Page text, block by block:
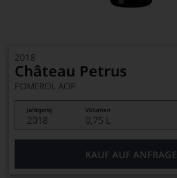
2018
Château Petrus
POMEROL AOP
Jahrgang Volumen
2018 0,75 L
KAUF AUF ANFRAGE